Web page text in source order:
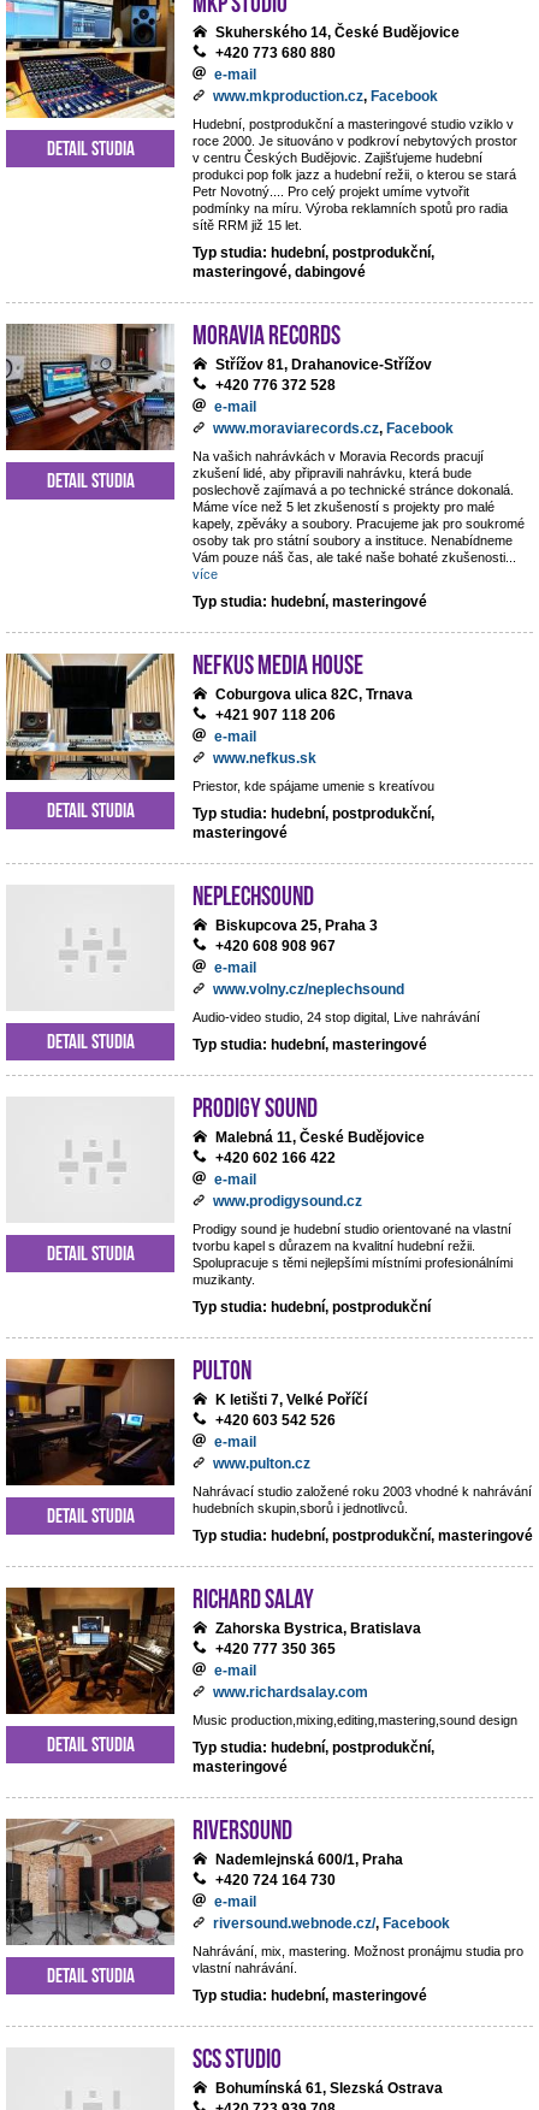
Skuherského 14, České Budějovice
+420 773 680 880
e-mail
www.mkproduction.cz, Facebook
Hudební, postprodukční a masteringové studio vziklo v
roce 2000. Je situováno v podkroví nebytových prostor
v centru Českých Budějovic. Zajišťujeme hudební
produkci pop folk jazz a hudební režii, o kterou se stará
Petr Novotný.... Pro celý projekt umíme vytvořit
podmínky na míru. Výroba reklamních spotů pro radia
sítě RRM již 15 let.
Typ studia: hudební, postprodukční,
masteringové, dabingové
Detail studia
Moravia Records
Střížov 81, Drahanovice-Střížov
+420 776 372 528
e-mail
www.moraviarecords.cz, Facebook
Na vašich nahrávkách v Moravia Records pracují
zkušení lidé, aby připravili nahrávku, která bude
poslechově zajímavá a po technické stránce dokonalá.
Máme více než 5 let zkušeností s projekty pro malé
kapely, zpěváky a soubory. Pracujeme jak pro soukromé
osoby tak pro státní soubory a instituce. Nenabídneme
Vám pouze náš čas, ale také naše bohaté zkušenosti
více
Typ studia: hudební, masteringové
Detail studia
NEFKUS Media House
Coburgova ulica 82C, Trnava
+421 907 118 206
e-mail
www.nefkus.sk
Priestor, kde spájame umenie s kreatívou
Typ studia: hudební, postprodukční,
masteringové
Detail studia
NEPLECHSOUND
Biskupcova 25, Praha 3
+420 608 908 967
e-mail
www.volny.cz/neplechsound
Audio-video studio, 24 stop digital, Live nahrávání
Typ studia: hudební, masteringové
Detail studia
Prodigy Sound
Malebná 11, České Budějovice
+420 602 166 422
e-mail
www.prodigysound.cz
Prodigy sound je hudební studio orientované na vlastní
tvorbu kapel s důrazem na kvalitní hudební režii.
Spolupracuje s těmi nejlepšími místními profesionálními
muzikanty.
Typ studia: hudební, postprodukční
Detail studia
Pulton
K letišti 7, Velké Poříčí
+420 603 542 526
e-mail
www.pulton.cz
Nahrávací studio založené roku 2003 vhodné k nahrávání
hudebních skupin,sborů i jednotlivců.
Typ studia: hudební, postprodukční, masteringové
Detail studia
RICHARD SALAY
Zahorska Bystrica, Bratislava
+420 777 350 365
e-mail
www.richardsalay.com
Music production,mixing,editing,mastering,sound design
Typ studia: hudební, postprodukční,
masteringové
Detail studia
Riversound
Nademlejnská 600/1, Praha
+420 724 164 730
e-mail
riversound.webnode.cz/, Facebook
Nahrávání, mix, mastering. Možnost pronájmu studia pro
vlastní nahrávání.
Typ studia: hudební, masteringové
Detail studia
SCS Studio
Bohumínská 61, Slezská Ostrava